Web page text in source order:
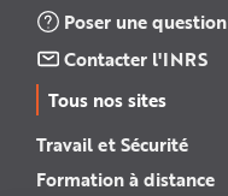
Poser une question
Contacter l'INRS
Tous nos sites
Travail et Sécurité
Formation à distance